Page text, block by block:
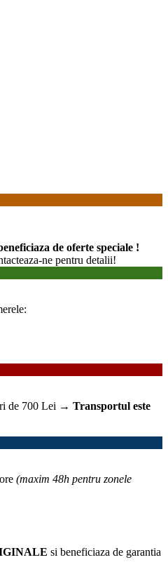
de oferte speciale !
ne pentru detalii!
de 700 Lei → Transportul este
(maxim 48h pentru zonele
si beneficiaza de garantia